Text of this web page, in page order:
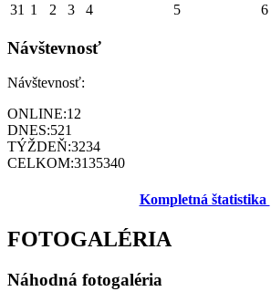
31 1 2 3 4 5 6
Návštevnosť
Návštevnosť:
ONLINE:12
DNES:521
TÝŽDEŇ:3234
CELKOM:3135340
Kompletná štatistika
FOTOGALÉRIA
Náhodná fotogaléria